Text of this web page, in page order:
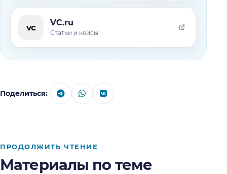
vc VC.ru
Статьи и кейсы
Поделиться:
ПРОДОЛЖИТЬ ЧТЕНИЕ
Материалы по теме